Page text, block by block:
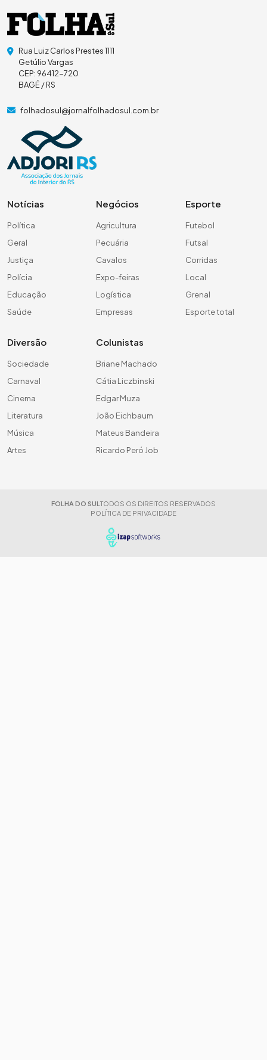
Rua Luiz Carlos Prestes 1111
Getúlio Vargas
CEP: 96412-720
BAGÉ / RS
folhadosul@jornalfolhadosul.com.br
Notícias
Política
Geral
Justiça
Polícia
Educação
Saúde
Negócios
Agricultura
Pecuária
Cavalos
Expo-feiras
Logística
Empresas
Esporte
Futebol
Futsal
Corridas
Local
Grenal
Esporte total
Diversão
Sociedade
Carnaval
Cinema
Literatura
Música
Artes
Colunistas
Briane Machado
Cátia Liczbinski
Edgar Muza
João Eichbaum
Mateus Bandeira
Ricardo Peró Job
FOLHA DO SUL TODOS OS DIREITOS RESERVADOS
POLÍTICA DE PRIVACIDADE